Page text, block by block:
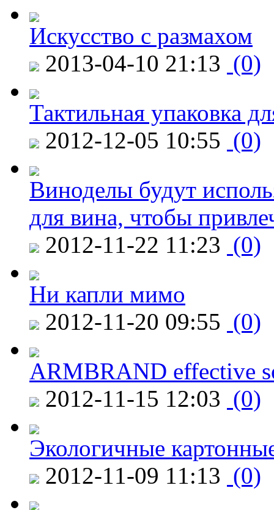
Искусство с размахом
2013-04-10 21:13 (0)
Тактильная упаковка
2012-12-05 10:55 (0)
Виноделы будут
для вина, чтобы
2012-11-22 11:23 (0)
Ни капли мимо
2012-11-20 09:55 (0)
ARMBRAND effective
2012-11-15 12:03 (0)
Экологичные
2012-11-09 11:13 (0)